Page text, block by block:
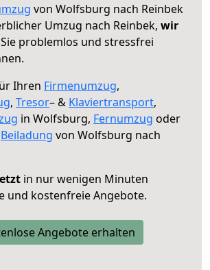
von Wolfsburg nach Reinbek
Umzug nach Reinbek, wir
problemlos und stressfrei
Ihren Firmenumzug,
, Tresor– & Klaviertransport,
in Wolfsburg, Fernumzug oder
Beiladung von Wolfsburg nach
in nur wenigen Minuten
und kostenfreie Angebote.
Angebote erhalten